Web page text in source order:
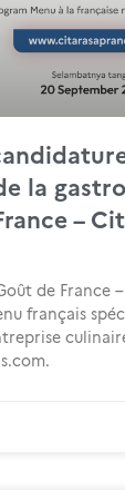
la
–
de France
français